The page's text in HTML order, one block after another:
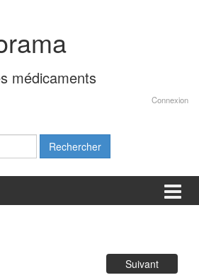
médicaments
Connexion
Suivant